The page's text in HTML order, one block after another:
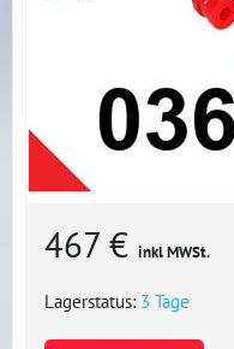
467 € inkl MWSt.
Lagerstatus: 3 Tage